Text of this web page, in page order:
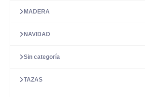
MADERA
NAVIDAD
Sin categoría
TAZAS